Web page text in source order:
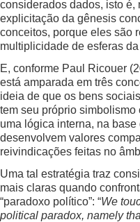
considerados dados, isto
explicitação da gênesis
conceitos, porque eles são
multiplicidade de esferas
E, conforme Paul Ricouer
está amparada em três
ideia de que os bens
tem seu próprio
uma lógica interna, na
desenvolvem valores
reivindicações feitas no
Uma tal estratégia traz
mais claras quando
“paradoxo político”: “We
political paradox, namely